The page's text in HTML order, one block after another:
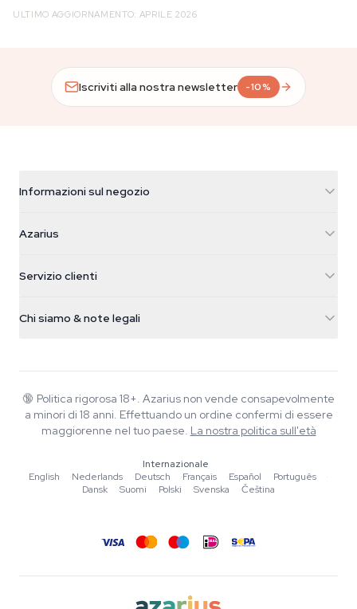
ULTIMO AGGIORNAMENTO: APRILE 2026
Iscriviti alla nostra newsletter -10%
Informazioni sul negozio
Galvaniweg 11
Nederland
+31(0)204897914
Azarius
Smokeshop
Servizio clienti
FAQ
Informativa sulla privacy
Chi siamo & note legali
Wiki
Blog
Musica
Linee guida editoriali
Strumenti e Calcolatori
🔞 Politica rigorosa 18+. Azarius non vende consapevolmente
a minori di 18 anni. Effettuando un ordine confermi di essere
maggiorenne nel tuo paese. La nostra politica sull'età
Internazionale
English
·Nederlands ·Deutsch ·Français ·Español ·Português
·
Dansk
·Suomi ·Polski ·Svenska ·Čeština